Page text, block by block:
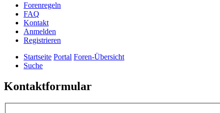
Forenregeln
FAQ
Kontakt
Anmelden
Registrieren
Startseite Portal Foren-Übersicht
Suche
Kontaktformular